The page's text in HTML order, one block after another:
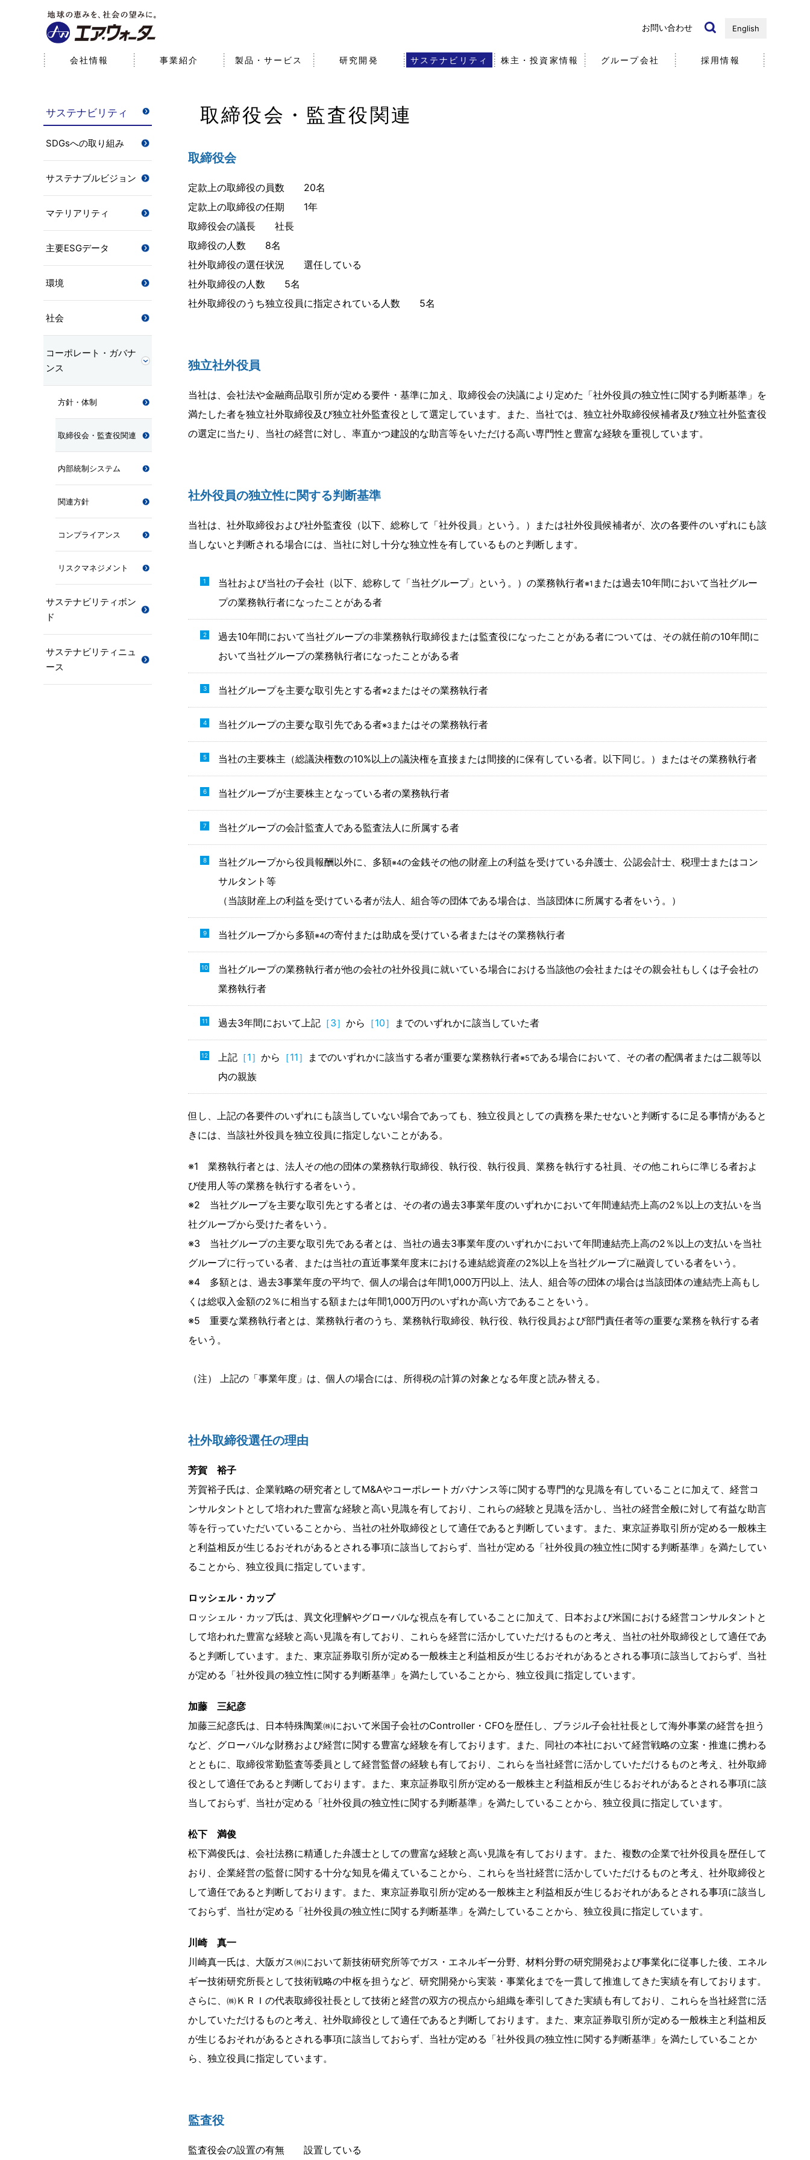
サステナビリティ
SDGsへの取り組み
サステナブルビジョン
マテリアリティ
主要ESGデータ
環境
社会
コーポレート・ガバナ
ンス
方針・体制
取締役会・監査役関連
内部統制システム
関連方針
コンプライアンス
リスクマネジメント
サステナビリティボン
ド
サステナビリティニュ
ース
取締役会・監査役関連
取締役会
定款上の取締役の員数 20名
定款上の取締役の任期 1年
取締役会の議長 社長
取締役の人数 8名
社外取締役の選任状況 選任している
社外取締役の人数 5名
社外取締役のうち独立役員に指定されている人数 5名
独立社外役員
当社は、会社法や金融商品取引所が定める要件・基準に加え、取締役会の決議により定めた「社外役員の独立性に関する判断基準」を
満たした者を独立社外取締役及び独立社外監査役として選定しています。また、当社では、独立社外取締役候補者及び独立社外監査役
の選定に当たり、当社の経営に対し、率直かつ建設的な助言等をいただける高い専門性と豊富な経験を重視しています。
社外役員の独立性に関する判断基準
当社は、社外取締役および社外監査役（以下、総称して「社外役員」という。）または社外役員候補者が、次の各要件のいずれにも該
当しないと判断される場合には、当社に対し十分な独立性を有しているものと判断します。
当社および当社の子会社（以下、総称して「当社グループ」という。）の業務執行者※1 または過去10年間において当社グルー
プの業務執行者になったことがある者
過去10年間において当社グループの非業務執行取締役または監査役になったことがある者については、その就任前の10年間に
おいて当社グループの業務執行者になったことがある者
当社グループを主要な取引先とする者※2 またはその業務執行者
当社グループの主要な取引先である者※3 またはその業務執行者
当社の主要株主（総議決権数の10%以上の議決権を直接または間接的に保有している者。以下同じ。）またはその業務執行者
当社グループが主要株主となっている者の業務執行者
当社グループの会計監査人である監査法人に所属する者
当社グループから役員報酬以外に、多額※4の金銭その他の財産上の利益を受けている弁護士、公認会計士、税理士またはコン
サルタント等
（当該財産上の利益を受けている者が法人、組合等の団体である場合は、当該団体に所属する者をいう。）
当社グループから多額※4の寄付または助成を受けている者またはその業務執行者
当社グループの業務執行者が他の会社の社外役員に就いている場合における当該他の会社またはその親会社もしくは子会社の
業務執行者
過去3年間において上記 ［3］ から ［10］ までのいずれかに該当していた者
上記 ［1］ から ［11］ までのいずれかに該当する者が重要な業務執行者※5である場合において、その者の配偶者または二親等以
内の親族
但し、上記の各要件のいずれにも該当していない場合であっても、独立役員としての責務を果たせないと判断するに足る事情があると
きには、当該社外役員を独立役員に指定しないことがある。
※1 業務執行者とは、法人その他の団体の業務執行取締役、執行役、執行役員、業務を執行する社員、その他これらに準じる者およ
び使用人等の業務を執行する者をいう。
※2 当社グループを主要な取引先とする者とは、その者の過去3事業年度のいずれかにおいて年間連結売上高の2％以上の支払いを当
社グループから受けた者をいう。
※3 当社グループの主要な取引先である者とは、当社の過去3事業年度のいずれかにおいて年間連結売上高の2％以上の支払いを当社
グループに行っている者、または当社の直近事業年度末における連結総資産の2%以上を当社グループに融資している者をいう。
※4 多額とは、過去3事業年度の平均で、個人の場合は年間1,000万円以上、法人、組合等の団体の場合は当該団体の連結売上高もし
くは総収入金額の2％に相当する額または年間1,000万円のいずれか高い方であることをいう。
※5 重要な業務執行者とは、業務執行者のうち、業務執行取締役、執行役、執行役員および部門責任者等の重要な業務を執行する者
をいう。
（注） 上記の「事業年度」は、個人の場合には、所得税の計算の対象となる年度と読み替える。
社外取締役選任の理由
芳賀 裕子
芳賀裕子氏は、企業戦略の研究者としてM&Aやコーポレートガバナンス等に関する専門的な見識を有していることに加えて、経営コ
ンサルタントとして培われた豊富な経験と高い見識を有しており、これらの経験と見識を活かし、当社の経営全般に対して有益な助言
等を行っていただいていることから、当社の社外取締役として適任であると判断しています。また、東京証券取引所が定める一般株主
と利益相反が生じるおそれがあるとされる事項に該当しておらず、当社が定める「社外役員の独立性に関する判断基準」を満たしてい
ることから、独立役員に指定しています。
ロッシェル・カップ
ロッシェル・カップ氏は、異文化理解やグローバルな視点を有していることに加えて、日本および米国における経営コンサルタントと
して培われた豊富な経験と高い見識を有しており、これらを経営に活かしていただけるものと考え、当社の社外取締役として適任であ
ると判断しています。また、東京証券取引所が定める一般株主と利益相反が生じるおそれがあるとされる事項に該当しておらず、当社
が定める「社外役員の独立性に関する判断基準」を満たしていることから、独立役員に指定しています。
加藤 三紀彦
加藤三紀彦氏は、日本特殊陶業㈱において米国子会社のController・CFOを歴任し、ブラジル子会社社長として海外事業の経営を担う
など、グローバルな財務および経営に関する豊富な経験を有しております。また、同社の本社において経営戦略の立案・推進に携わる
とともに、取締役常勤監査等委員として経営監督の経験も有しており、これらを当社経営に活かしていただけるものと考え、社外取締
役として適任であると判断しております。また、東京証券取引所が定める一般株主と利益相反が生じるおそれがあるとされる事項に該
当しておらず、当社が定める「社外役員の独立性に関する判断基準」を満たしていることから、独立役員に指定しています。
松下 満俊
松下満俊氏は、会社法務に精通した弁護士としての豊富な経験と高い見識を有しております。また、複数の企業で社外役員を歴任して
おり、企業経営の監督に関する十分な知見を備えていることから、これらを当社経営に活かしていただけるものと考え、社外取締役と
して適任であると判断しております。また、東京証券取引所が定める一般株主と利益相反が生じるおそれがあるとされる事項に該当し
ておらず、当社が定める「社外役員の独立性に関する判断基準」を満たしていることから、独立役員に指定しています。
川崎 真一
川崎真一氏は、大阪ガス㈱において新技術研究所等でガス・エネルギー分野、材料分野の研究開発および事業化に従事した後、エネル
ギー技術研究所長として技術戦略の中枢を担うなど、研究開発から実装・事業化までを一貫して推進してきた実績を有しております。
さらに、㈱ＫＲＩの代表取締役社長として技術と経営の双方の視点から組織を牽引してきた実績も有しており、これらを当社経営に活
かしていただけるものと考え、社外取締役として適任であると判断しております。また、東京証券取引所が定める一般株主と利益相反
が生じるおそれがあるとされる事項に該当しておらず、当社が定める「社外役員の独立性に関する判断基準」を満たしていることか
ら、独立役員に指定しています。
監査役
監査役会の設置の有無 設置している
お問い合わせ English
経営理念
パーパス
基本情報
沿革・歴史
会社情報
産業事業（産業ガス・エネ
ルギー）
医療事業 農業・食品事業
事業紹介 製品・サービス
研究開発体制 知的財産戦略
研究開発
サステナブルビジョン
SDGsへの取り組み
環境
コーポレート・ガバナンス
サステナビリティ
経営方針 財務データ 株式・社債情報
株主・投資家情報 グループ会社 採用情報